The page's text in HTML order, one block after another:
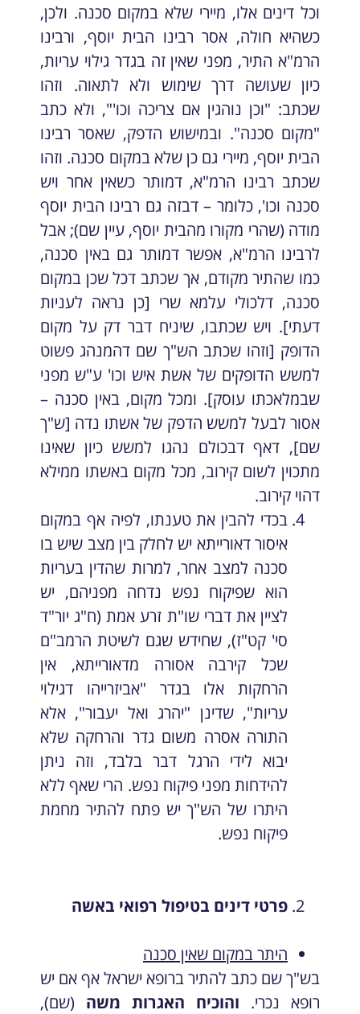
וכל דינים אלו, מיירי שלא במקום סכנה. ולכן,
כשהיא חולה, אסר רבינו הבית יוסף, ורבינו
הרמ"א התיר, מפני שאין זה בגדר גילוי עריות,
כיון שעושה דרך שימוש ולא לתאוה. וזהו
שכתב: "וכן נוהגין אם צריכה וכו'", ולא כתב
"מקום סכנה". ובמישוש הדפק, שאסר רבינו
הבית יוסף, מיירי גם כן שלא במקום סכנה. וזהו
שכתב רבינו הרמ"א, דמותר כשאין אחר ויש
סכנה וכו', כלומר – דבזה גם רבינו הבית יוסף
מודה (שהרי מקורו מהבית יוסף, עיין שם); אבל
לרבינו הרמ"א, אפשר דמותר גם באין סכנה,
כמו שהתיר מקודם, אך שכתב דכל שכן במקום
סכנה, דלכולי עלמא שרי [כן נראה לעניות
דעתי]. ויש שכתבו, שיניח דבר דק על מקום
הדופק [וזהו שכתב הש"ך שם דהמנהג פשוט
למשש הדופקים של אשת איש וכו' ע"ש מפני
שבמלאכתו עוסק]. ומכל מקום, באין סכנה –
אסור לבעל למשש הדפק של אשתו נדה [ש"ך
שם], דאף דבכולם נהגו למשש כיון שאינו
מתכוין לשום קירוב, מכל מקום באשתו ממילא
דהוי קירוב.
בכדי להבין את טענתו, לפיה אף במקום
איסור דאורייתא יש לחלק בין מצב שיש בו
סכנה למצב אחר, למרות שהדין בעריות
הוא שפיקוח נפש נדחה מפניהם, יש
לציין את דברי שו"ת זרע אמת (ח"ג יור"ד
סי' קט"ז), שחידש שגם לשיטת הרמב"ם
שכל קירבה אסורה מדאורייתא, אין
הרחקות אלו בגדר "אביזרייהו דגילוי
עריות", שדינן "יהרג ואל יעבור", אלא
התורה אסרה משום גדר והרחקה שלא
יבוא לידי הרגל דבר בלבד, וזה ניתן
להידחות מפני פיקוח נפש. הרי שאף ללא
היתרו של הש"ך יש פתח להתיר מחמת
פיקוח נפש.
פרטי דינים בטיפול רפואי באשה
היתר במקום שאין סכנה
בש"ך שם כתב להתיר ברופא ישראל אף אם יש
רופא נכרי. והוכיח האגרות משה (שם),